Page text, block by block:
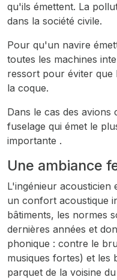
qu'ils émettent. La
dans la société civile.
Pour qu'un navire
toutes les machines
ressort pour éviter que
la coque.
Dans le cas des
fuselage qui émet le
importante .
Une ambiance
L'ingénieur acousticien
un confort acoustique
bâtiments, les normes
dernières années et
phonique : contre le
musiques fortes) et les
parquet de la voisine